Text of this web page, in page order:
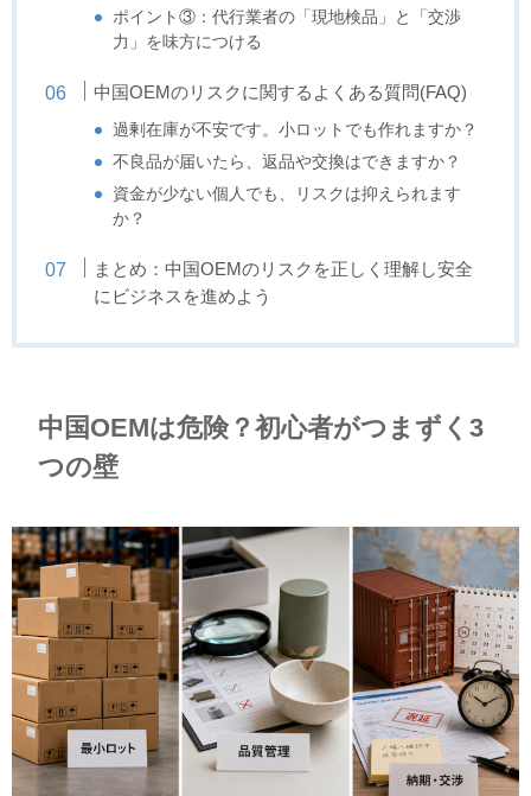
ポイント③：代行業者の「現地検品」と「交渉
力」を味方につける
中国OEMのリスクに関するよくある質問(FAQ)
過剰在庫が不安です。小ロットでも作れますか？
不良品が届いたら、返品や交換はできますか？
資金が少ない個人でも、リスクは抑えられます
か？
まとめ：中国OEMのリスクを正しく理解し安全
にビジネスを進めよう
中国OEMは危険？初心者がつまずく3
つの壁